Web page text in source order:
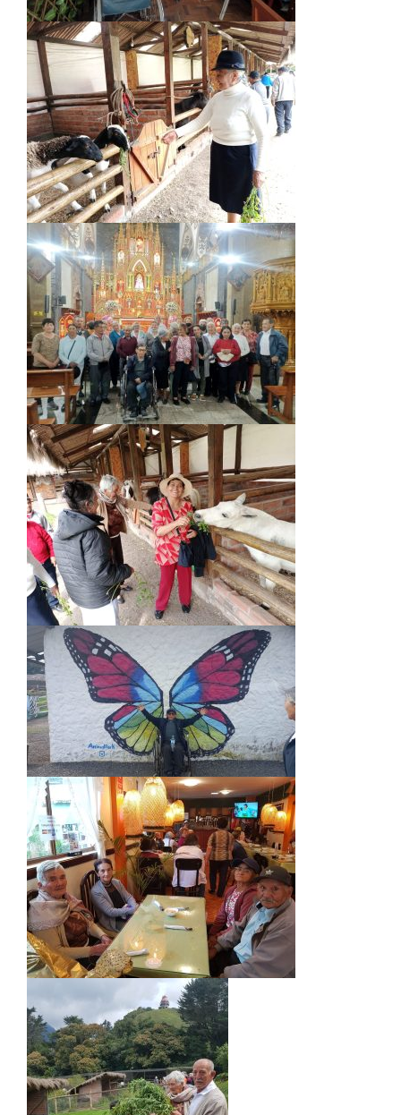
Marketing
Al compartir tus
intereses y
comportamiento
mientras visitas
nuestro sitio,
aumentas la
posibilidad de
ver contenido y
ofertas
personalizados.